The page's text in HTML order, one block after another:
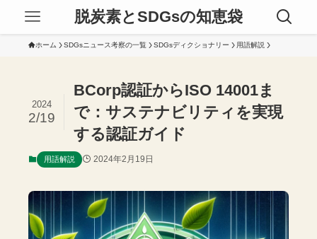
脱炭素とSDGsの知恵袋
ホーム SDGsニュース考察の一覧 SDGsディクショナリー 用語解説
BCorp認証からISO 14001ま
で：サステナビリティを実現
する認証ガイド
2024
2/19
用語解説 2024年2月19日